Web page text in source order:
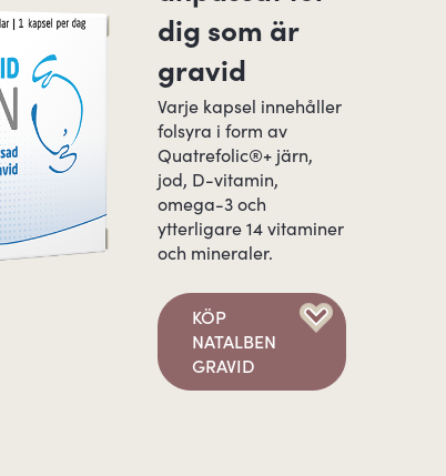
dig som är
gravid
Varje kapsel innehåller
folsyra i form av
Quatrefolic®+ järn,
jod, D-vitamin,
omega-3 och
ytterligare 14 vitaminer
och mineraler.
KÖP
NATALBEN
GRAVID